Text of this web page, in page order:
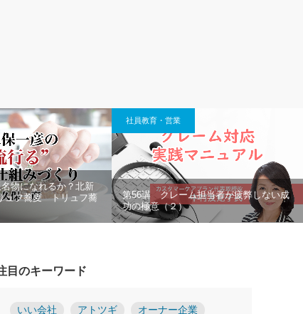
物になれるか？北新
ュフ蕎麦 トリュフ蕎
社員教育・営業
第56講 クレーム担当者が疲弊しない成
功の極意（２）
目のキーワード
いい会社 アトツギ オーナー企業